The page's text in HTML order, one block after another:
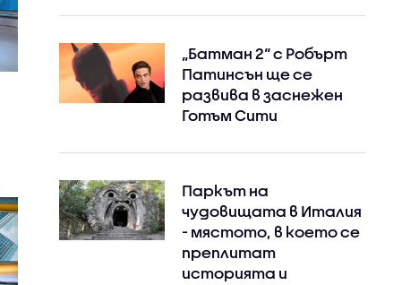
„Батман 2“ с Робърт
Патинсън ще се
развива в заснежен
Готъм Сити
Паркът на
чудовищата в Италия
- мястото, в което се
преплитат
историята и